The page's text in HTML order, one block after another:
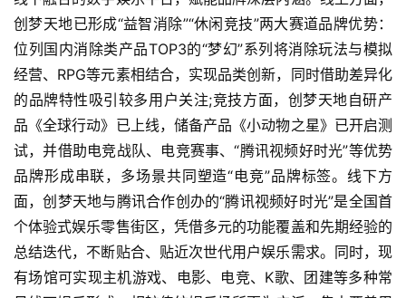
创梦天地已形成“益智消除”“休闲竞技”两大赛道品牌优势：
位列国内消除类产品TOP3的“梦幻”系列将消除玩法与模拟
经营、RPG等元素相结合，实现品类创新，同时借助差异化
的品牌特性吸引较多用户关注;竞技方面，创梦天地自研产
品《全球行动》已上线，储备产品《小动物之星》已开启测
试，并借助电竞战队、电竞赛事、“腾讯视频好时光”等优势
品牌形成串联，多场景共同塑造“电竞”品牌标签。线下方
面，创梦天地与腾讯合作创办的“腾讯视频好时光”是全国首
个体验式娱乐零售街区，凭借多元的功能覆盖和先期经验的
总结迭代，不断贴合、贴近次世代用户娱乐需求。同时，现
有场馆可实现主机游戏、电影、电竞、K歌、团建等多种常